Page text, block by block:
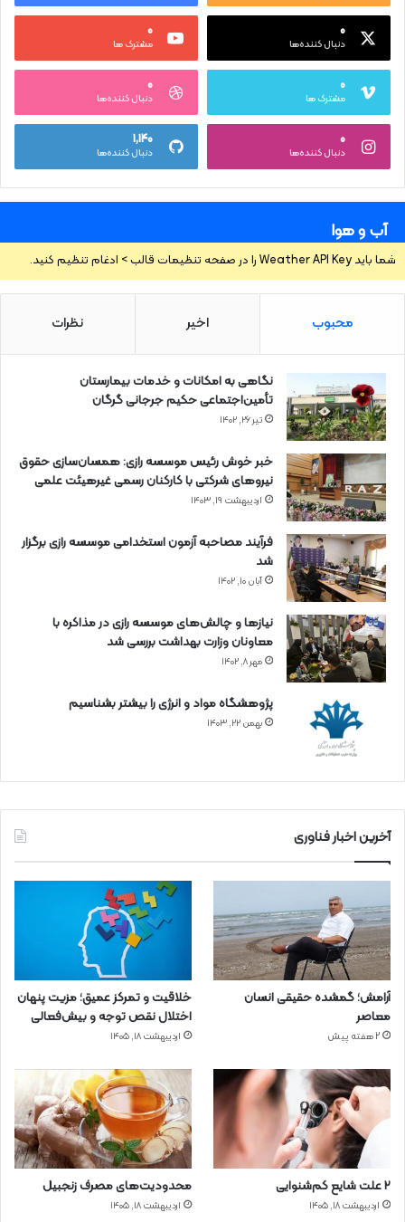
۰
دنبال کننده‌ها
۰
مشترک ها
۰
مشترک ها
۰
دنبال کننده‌ها
۰
دنبال کننده‌ها
۱,۱۴۰
دنبال کننده‌ها
آب و هوا
شما باید Weather API Key را در صفحه تنظیمات قالب > ادغام تنظیم کنید.
محبوب اخیر نظرات
نگاهی به امکانات و خدمات بیمارستان
تأمین‌اجتماعی حکیم جرجانی گرگان
تیر ۲۶, ۱۴۰۲
خبر خوش رئیس موسسه رازی: همسان‌سازی حقوق
نیروهای شرکتی با کارکنان رسمی غیرهیئت علمی
اردیبهشت ۱۹, ۱۴۰۳
فرآیند مصاحبه آزمون استخدامی موسسه رازی برگزار
شد
آبان ۱۰, ۱۴۰۲
نیازها و چالش‌های موسسه رازی در مذاکره با
معاونان وزارت بهداشت بررسی شد
مهر ۸, ۱۴۰۲
پژوهشگاه مواد و انرژی را بیشتر بشناسیم
بهمن ۲۲, ۱۴۰۳
آخرین اخبار فناوری
آرامش؛ گمشده حقیقی انسان
معاصر
2 هفته پیش
خلاقیت و تمرکز عمیق؛ مزیت پنهان
اختلال نقص توجه و بیش‌فعالی
اردیبهشت ۱۸, ۱۴۰۵
۲ علت شایع‌ کم‌شنوایی
اردیبهشت ۱۸, ۱۴۰۵
محدودیت‌های مصرف زنجبیل
اردیبهشت ۱۸, ۱۴۰۵